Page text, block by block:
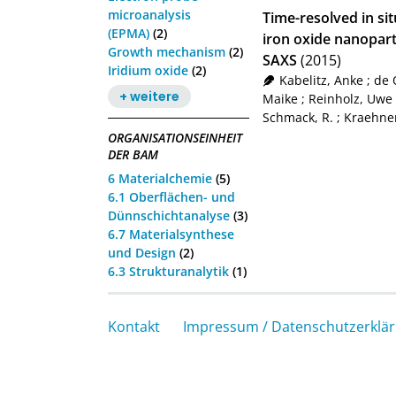
microanalysis
(EPMA) (2)
Growth mechanism (2)
Iridium oxide (2)
+ weitere
ORGANISATIONSEINHEIT
DER BAM
6 Materialchemie (5)
6.1 Oberflächen- und
Dünnschichtanalyse (3)
6.7 Materialsynthese
und Design (2)
6.3 Strukturanalytik (1)
Time-resolved in
iron oxide
SAXS (2015)
Kabelitz, Anke; de
Maike ; Reinholz, Uwe
Schmack, R. ;
Kontakt Impressum /